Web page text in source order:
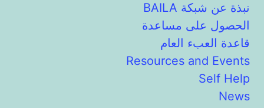
نبذة عن شبكة BAILA
الحصول على مساعدة
قاعدة العبء العام
Resources and Events
Self Help
News